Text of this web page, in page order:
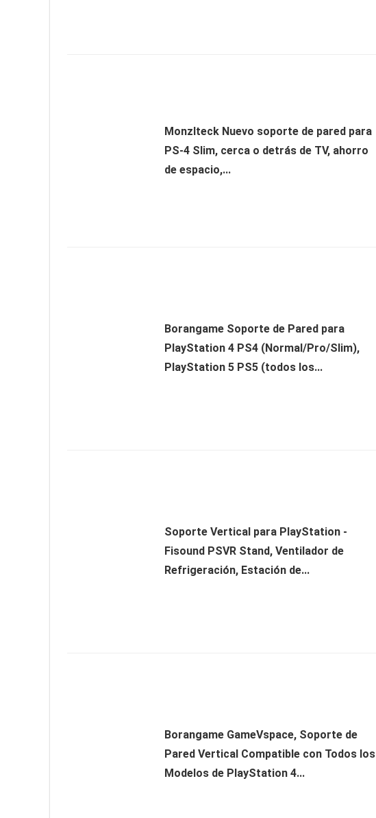
Monzlteck Nuevo soporte de pared para
PS-4 Slim, cerca o detrás de TV, ahorro
de espacio,...
Borangame Soporte de Pared para
PlayStation 4 PS4 (Normal/Pro/Slim),
PlayStation 5 PS5 (todos los...
Soporte Vertical para PlayStation -
Fisound PSVR Stand, Ventilador de
Refrigeración, Estación de...
Borangame GameVspace, Soporte de
Pared Vertical Compatible con Todos los
Modelos de PlayStation 4...